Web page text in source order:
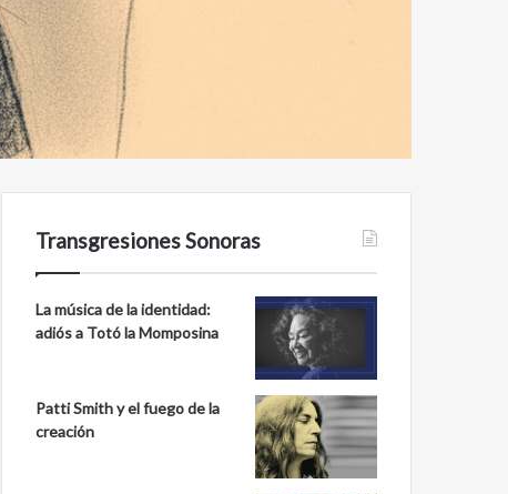
Transgresiones Sonoras
La música de la identidad:
adiós a Totó la Momposina
Patti Smith y el fuego de la
creación